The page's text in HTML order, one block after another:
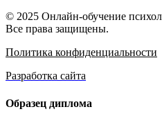
© 2025 Онлайн-обучение
Все права защищены.
Политика конфиденциальности
Разработка сайта
Образец диплома